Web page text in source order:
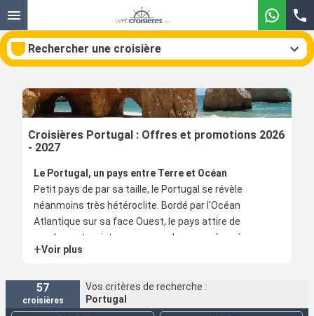
Rechercher une croisière
Ports Compagnies
Rechercher
Croisières Portugal : Offres et promotions 2026
- 2027
Le Portugal, un pays entre Terre et Océan
Petit pays de par sa taille, le Portugal se révèle
néanmoins très hétéroclite. Bordé par l'Océan
Atlantique sur sa face Ouest, le pays attire de
nombreux touristes pour ses plages aménagées, son
climat doux et chaud et ses spots réputés pour le
de la région de l'Algarve sont très agréables pour se
détendre.
+Voir plus
57
croisières
Vos critères de recherche :
Portugal